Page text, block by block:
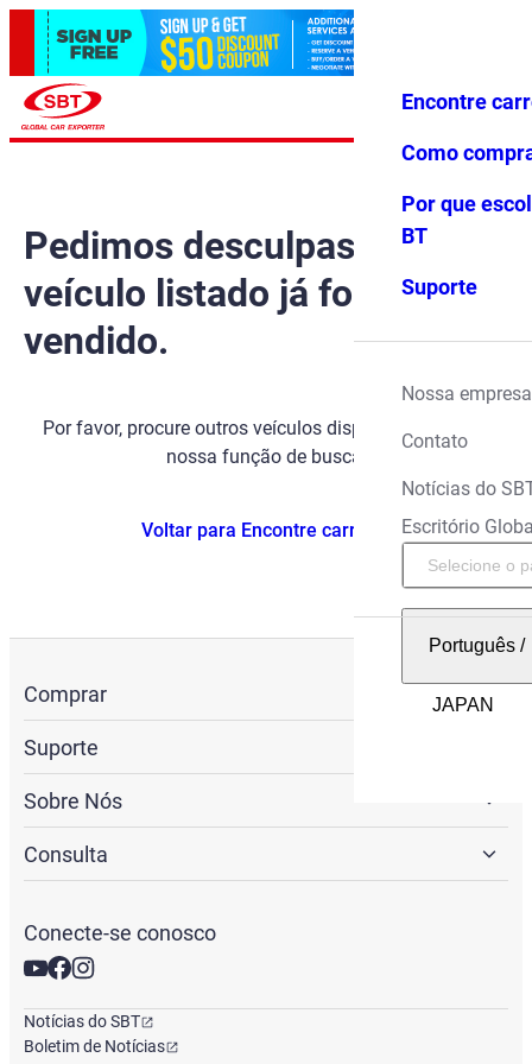
Favoritos Menu
Encontre
Como
Por que
BT
Suporte
Nossa empresa
Contato
Notícias do
Escritório
Português/
Pedimos desculpas, mas o
veículo listado já foi
vendido.
Por favor, procure outros veículos disponíveis usando
nossa função de busca.
Voltar para Encontre carros
Comprar
Suporte
Sobre Nós
Consulta
Conecte-se conosco
Notícias do SBT
Boletim de Notícias